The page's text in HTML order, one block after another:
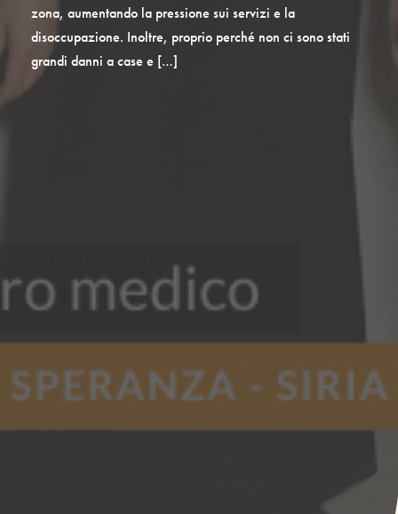
zona, aumentando la pressione sui servizi e la
disoccupazione. Inoltre, proprio perché non ci sono stati
grandi danni a case e […]